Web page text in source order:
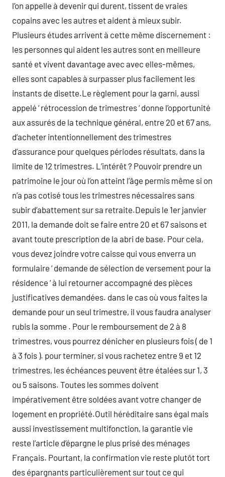
l’on appelle à devenir qui durent, tissent de vraies
copains avec les autres et aident à mieux subir.
Plusieurs études arrivent à cette même discernement :
les personnes qui aident les autres sont en meilleure
santé et vivent davantage avec avec elles-mêmes,
elles sont capables à surpasser plus facilement les
instants de disette.Le règlement pour la garni, aussi
appelé ‘ rétrocession de trimestres ‘ donne l’opportunité
aux assurés de la technique général, entre 20 et 67 ans,
d’acheter intentionnellement des trimestres
d’assurance pour quelques périodes résultats, dans la
limite de 12 trimestres. L’intérêt ? Pouvoir prendre un
patrimoine le jour où l’on atteint l’âge permis même si on
n’a pas cotisé tous les trimestres nécessaires sans
subir d’abattement sur sa retraite.Depuis le 1er janvier
2011, la demande doit se faire entre 20 et 67 saisons et
avant toute prescription de la abri de base. Pour cela,
vous devez joindre votre caisse qui vous enverra un
formulaire ‘ demande de sélection de versement pour la
résidence ‘ à lui retourner accompagné des pièces
justificatives demandées. dans le cas où vous faites la
demande pour un seul trimestre, il vous faudra analyser
rubis la somme . Pour le remboursement de 2 à 8
trimestres, vous pourrez dénicher en plusieurs fois ( de 1
à 3 fois ). pour terminer, si vous rachetez entre 9 et 12
trimestres, les échéances peuvent être étalées sur 1, 3
ou 5 saisons. Toutes les sommes doivent
impérativement être soldées avant votre changer de
logement en propriété.Outil héréditaire sans égal mais
aussi investissement multifonction, la garantie vie
reste l’article d’épargne le plus prisé des ménages
Français. Pourtant, la confirmation vie reste plutôt tort
des épargnants particulièrement sur tout ce qui